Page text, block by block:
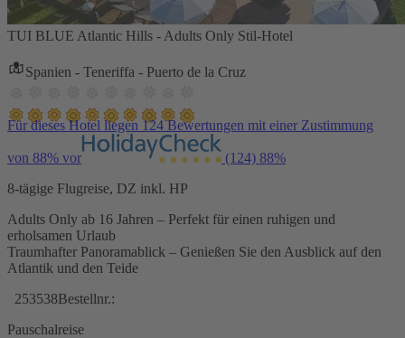
TUI BLUE Atlantic Hills - Adults Only Stil-Hotel
Spanien - Teneriffa - Puerto de la Cruz
Für dieses Hotel liegen 124 Bewertungen mit einer Zustimmung
von 88% vor (124) 88%
8-tägige Flugreise, DZ inkl. HP
Adults Only ab 16 Jahren – Perfekt für einen ruhigen und
erholsamen Urlaub
Traumhafter Panoramablick – Genießen Sie den Ausblick auf den
Atlantik und den Teide
253538Bestellnr.:
Pauschalreise